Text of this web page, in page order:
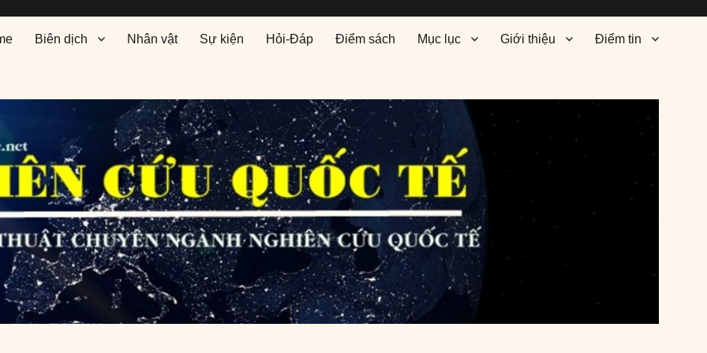
Biên dịch Nhân vật Sự kiện Hỏi-Đáp Điểm sách Mục lục Giới thiệu Điểm tin